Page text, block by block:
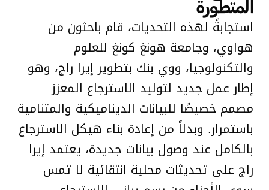
المتطورة
استجابةً لهذه التحديات، قام باحثون من
هواوي، وجامعة هونغ كونغ للعلوم
والتكنولوجيا، ووي بنك بتطوير إيرا راج، وهو
إطار عمل جديد لتوليد الاسترجاع المعزز
مصمم خصيصًا للبيانات الديناميكية والمتنامية
باستمرار. وبدلاً من إعادة بناء هيكل الاسترجاع
بالكامل عند وصول بيانات جديدة، يعتمد إيرا
راج على تحديثات محلية انتقائية لا تمس